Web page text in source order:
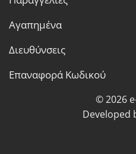
Αγαπημένα
Διευθύνσεις
Επαναφορά Κωδικού
© 2026
Developed